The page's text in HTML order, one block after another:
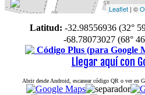
Leaflet | ©
Latitud: -32.98556936 (32°
-68.78073027 (68°
Código Plus (para Google
Llegar aquí con
Abrir desde Android, escanear código QR o ver en